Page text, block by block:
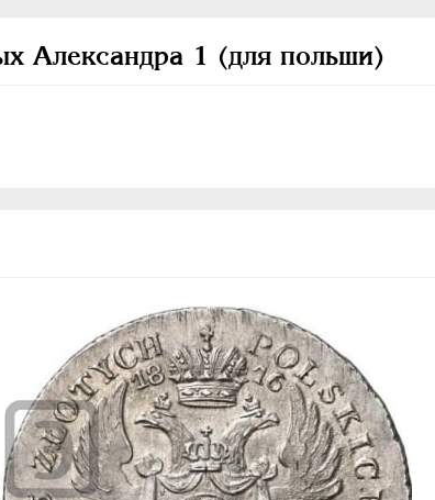
Александра 1 (для польши)